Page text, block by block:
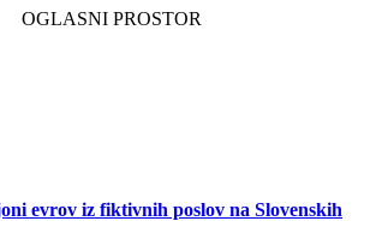
evrov iz fiktivnih poslov na Slovenskih